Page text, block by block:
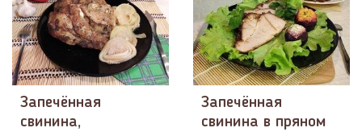
Запечённая
свинина,
Запечённая
свинина в пряном